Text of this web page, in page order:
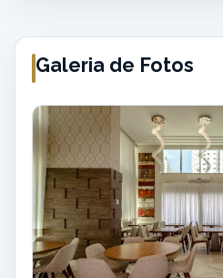
Galeria de Fotos